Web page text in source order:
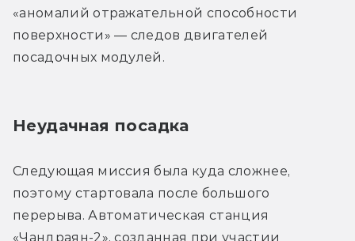
«аномалий отражательной способности
поверхности» — следов двигателей
посадочных модулей.
Неудачная посадка
Следующая миссия была куда сложнее,
поэтому стартовала после большого
перерыва. Автоматическая станция
«Чандраян-2», созданная при участии